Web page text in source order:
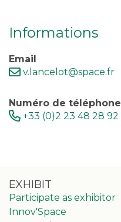
Informations
Email
v.lancelot@space.fr
Numéro de téléphone
+33 (0)2 23 48 28 92
EXHIBIT
Participate as exhibitor
Innov'Space